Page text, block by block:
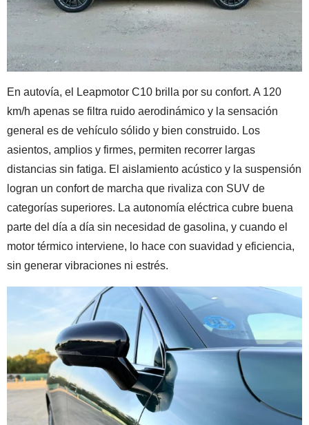
En autovía, el Leapmotor C10 brilla por su confort. A 120
km/h apenas se filtra ruido aerodinámico y la sensación
general es de vehículo sólido y bien construido. Los
asientos, amplios y firmes, permiten recorrer largas
distancias sin fatiga. El aislamiento acústico y la suspensión
logran un confort de marcha que rivaliza con SUV de
categorías superiores. La autonomía eléctrica cubre buena
parte del día a día sin necesidad de gasolina, y cuando el
motor térmico interviene, lo hace con suavidad y eficiencia,
sin generar vibraciones ni estrés.